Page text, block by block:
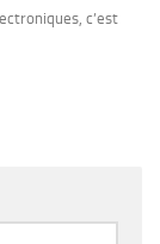
c’est